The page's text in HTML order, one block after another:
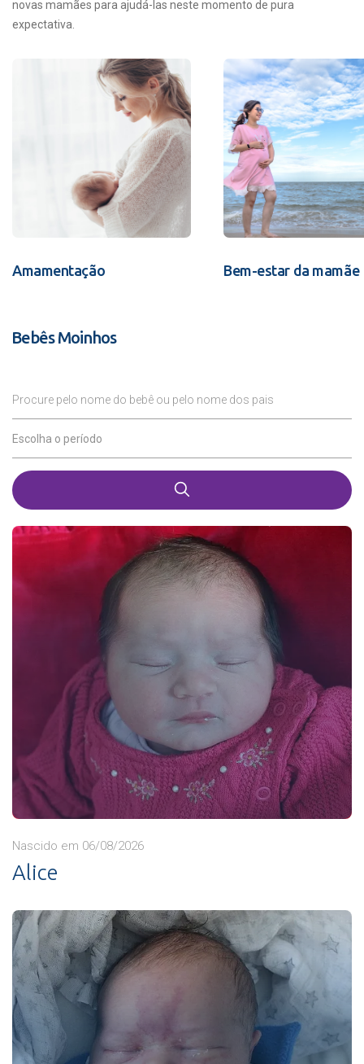
novas mamães para ajudá-las neste momento de pura
expectativa.
Amamentação Bem-estar da mamãe
Bebês Moinhos
Procure pelo nome do bebê ou pelo nome dos pais
Escolha o período
Nascido em 06/08/2026
Alice